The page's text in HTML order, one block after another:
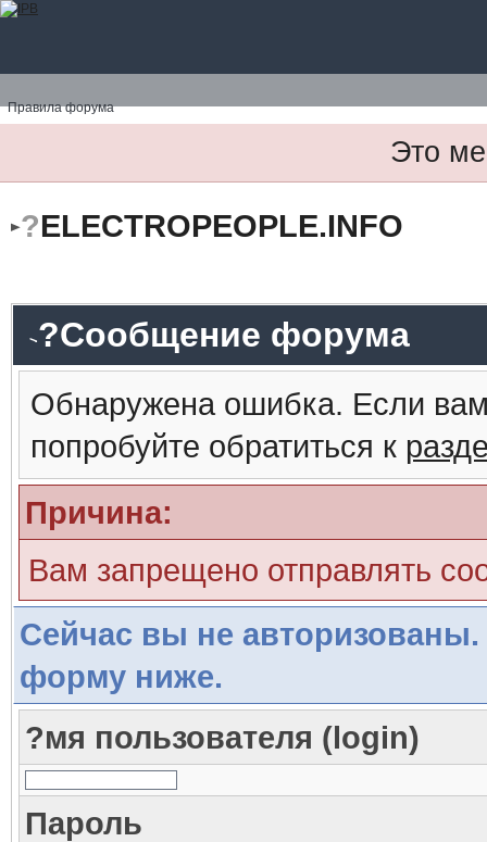
Правила форума
Это
?ELECTROPEOPLE.INFO
?Сообщение форума
Обнаружена ошибка. Если
попробуйте обратиться к
Причина:
Вам запрещено отправлять
Сейчас вы не авторизованы.
форму ниже.
?мя пользователя (login)
Пароль